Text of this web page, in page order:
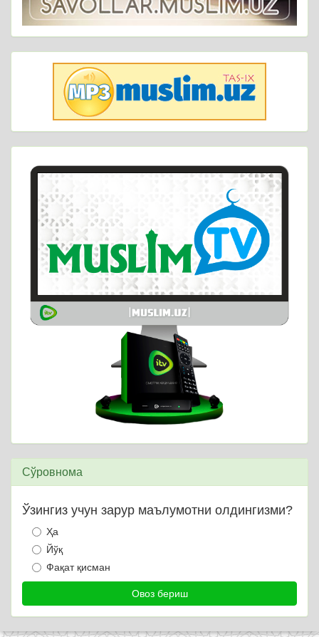
Сўровнома
Ўзингиз учун зарур маълумотни олдингизми?
Ҳа
Йўқ
Фақат қисман